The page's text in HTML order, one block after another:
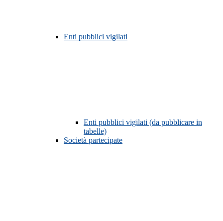
Enti pubblici vigilati
Enti pubblici vigilati (da pubblicare in
tabelle)
Società partecipate